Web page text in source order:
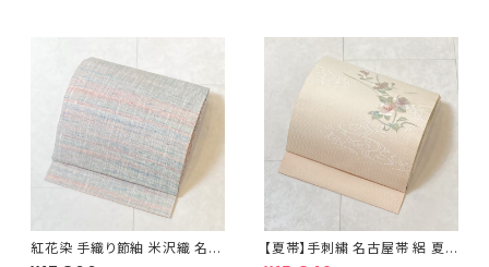
紅花染 手織り節紬 米沢織 名古
【夏帯】手刺繍 名古屋帯 絽 夏